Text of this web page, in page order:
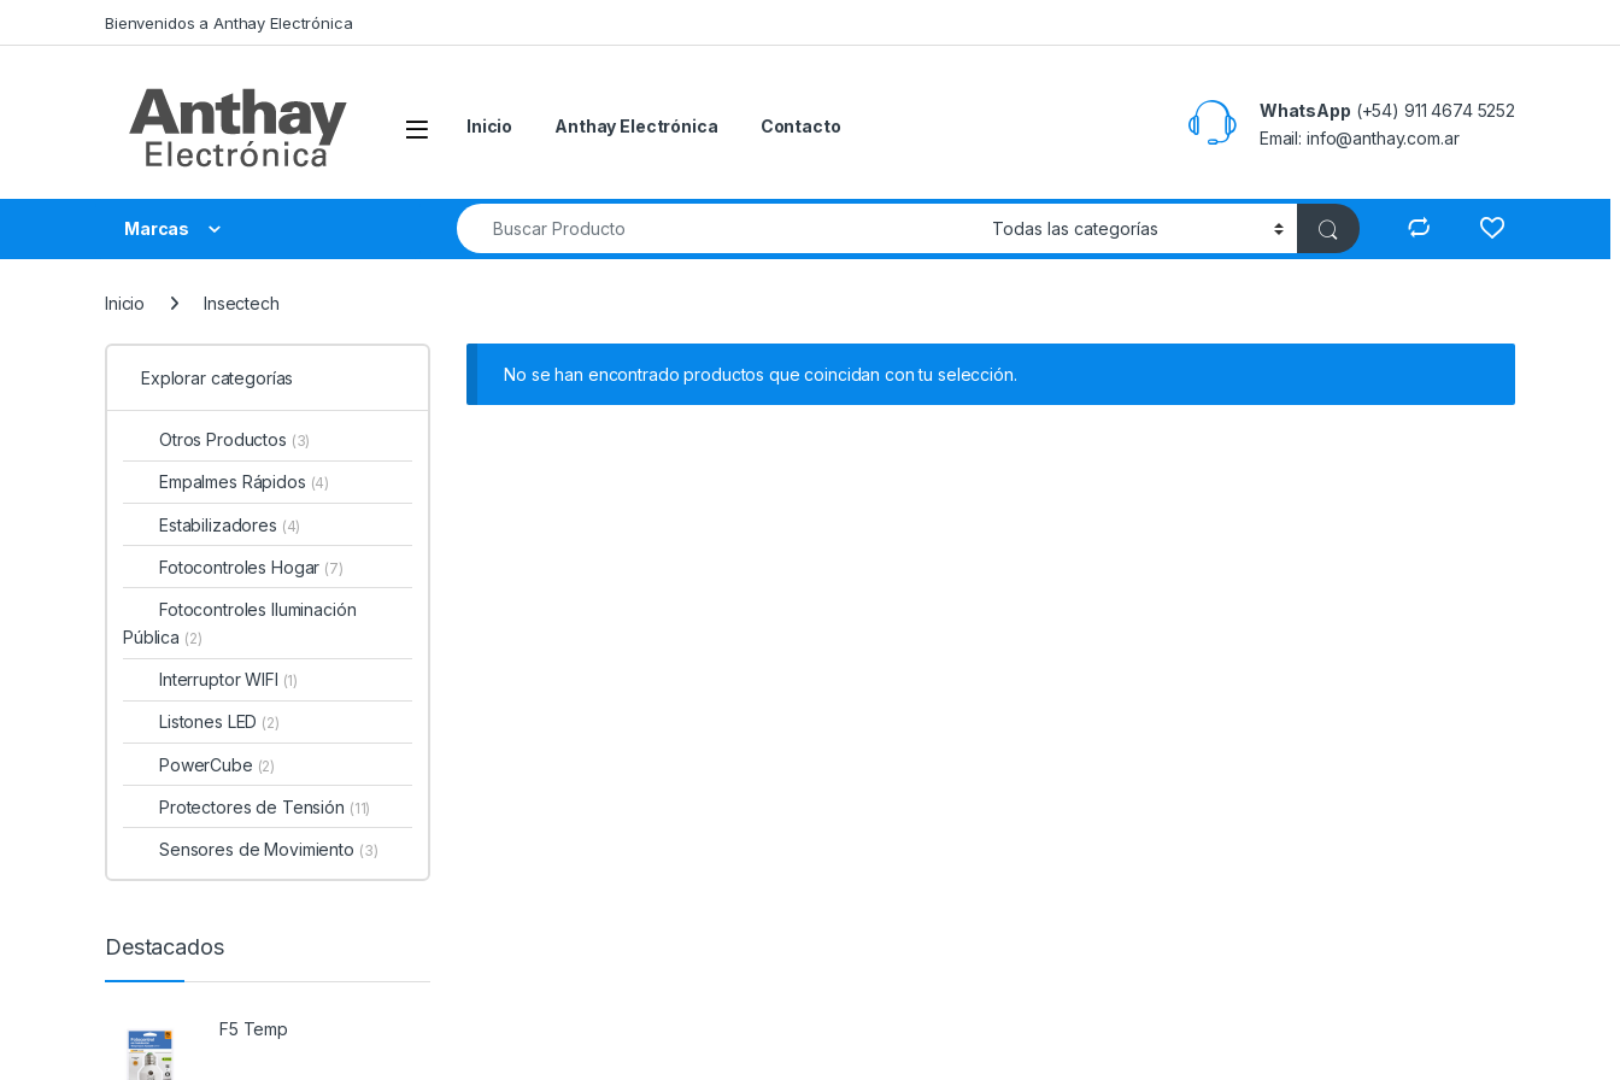
Bienvenidos a Anthay Electrónica
Inicio Anthay Electrónica Contacto
WhatsApp (+54) 911 4674 5252
Email: info@anthay.com.ar
Marcas
Buscar:
Inicio Insectech
No se han encontrado productos que coincidan con tu selección.
Explorar categorías
Otros Productos (3)
Empalmes Rápidos (4)
Estabilizadores (4)
Fotocontroles Hogar (7)
Fotocontroles Iluminación
Pública (2)
Interruptor WIFI (1)
Listones LED (2)
PowerCube (2)
Protectores de Tensión (11)
Sensores de Movimiento (3)
Destacados
F5 Temp